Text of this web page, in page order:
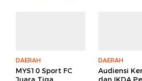
DAERAH
MYS10 Sport FC
DAERAH
Audiensi